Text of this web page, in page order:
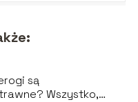
są
Wszystko,